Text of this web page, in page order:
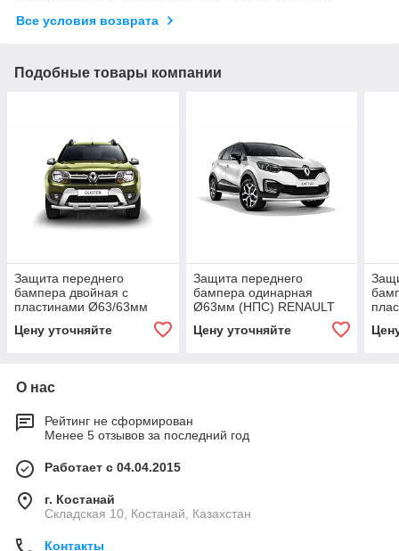
Все условия возврата
Подобные товары компании
Защита переднего
бампера двойная с
пластинами Ø63/63мм
2016-
Цену уточняйте
Защита переднего
бампера одинарная
Ø63мм (НПС) RENAULT
Цену уточняйте
О нас
Рейтинг не сформирован
Менее 5 отзывов за последний год
Работает с 04.04.2015
г. Костанай
Складская 10, Костанай, Казахстан
Контакты